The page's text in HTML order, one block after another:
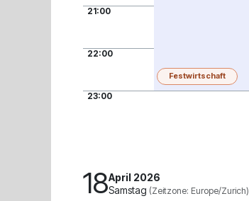
Festwirtschaft
21:00
22:00
23:00
18April 2026
Samstag (Zeitzone: Europe/Zurich)